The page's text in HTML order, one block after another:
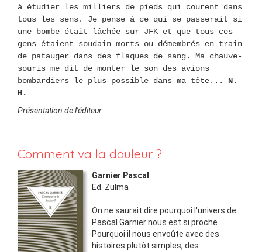
à étudier les milliers de pieds qui courent dans
tous les sens. Je pense à ce qui se passerait si
une bombe était lâchée sur JFK et que tous ces
gens étaient soudain morts ou démembrés en train
de patauger dans des flaques de sang. Ma chauve-
souris me dit de monter le son des avions
bombardiers le plus possible dans ma tête... N.
H.
Présentation de l'éditeur
Comment va la douleur ?
Garnier Pascal
Ed. Zulma
On ne saurait dire pourquoi l'univers de
Pascal Garnier nous est si proche.
Pourquoi il nous envoûte avec des
histoires plutôt simples, des